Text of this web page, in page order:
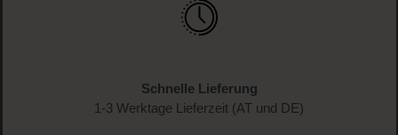
Schnelle Lieferung
1-3 Werktage Lieferzeit (AT und DE)